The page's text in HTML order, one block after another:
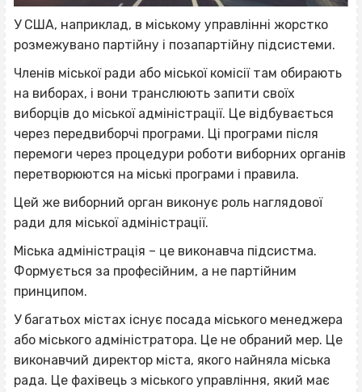
У США, наприклад, в міському управлінні жорстко
розмежувано партійну і позапартійну підсистеми.
Членів міської ради або міської комісії там обирають
на виборах, і вони транслюють запити своїх
виборців до міської адміністрації. Це відбувається
через передвиборчі програми. Ці програми після
перемоги через процедури роботи виборних органів
перетворюются на міські програми і правила.
Цей же виборний орган виконує роль наглядової
ради для міської адміністрації.
Міська адміністрація – це виконавча підсистма.
Формується за професійним, а не партійним
принципом.
У багатьох містах існує посада міського менеджера
або міського адміністратора. Це не обраний мер. Це
виконавчий директор міста, якого найняла міська
рада. Це фахівець з міського управління, який має